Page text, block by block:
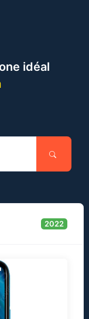
idéal
2022